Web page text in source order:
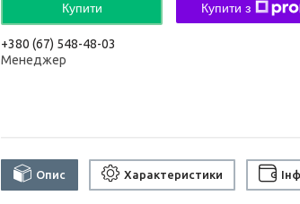
Купити Купити з
+380 (67) 548-48-03
Менеджер
Опис Характеристики